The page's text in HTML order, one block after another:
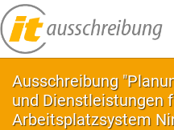
Ausschreibung
und Dienstleistungen
Arbeitsplatzsystem